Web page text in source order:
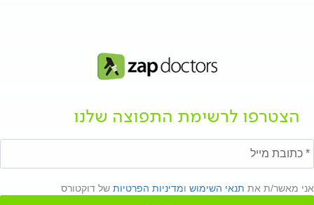
הצטרפו לרשימת התפוצה שלנו
אני מאשר/ת את תנאי השימוש ומדיניות הפרטיות של דוקטורס